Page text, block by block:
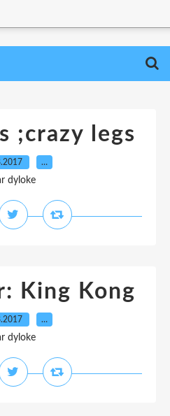
;crazy legs
…
dyloke
King Kong
…
dyloke